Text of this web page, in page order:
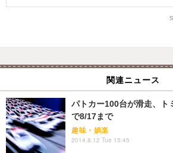
関連ニュース
パトカー100台が滑走、
で8/17まで
趣味・娯楽
2014.8.12 Tue 15:45